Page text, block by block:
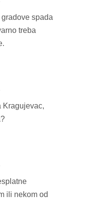
spada
treba
Kragujevac,
ili nekom od